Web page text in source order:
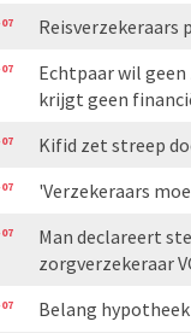
Reisverzekeraars
Echtpaar wil
krijgt geen
Kifid zet streep
'Verzekeraars
Man declareert
zorgverzekeraar
Belang